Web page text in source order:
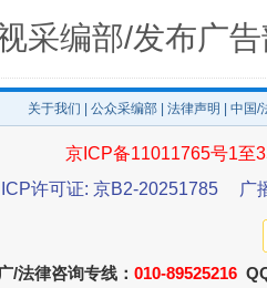
素超标问题”
采编部/发布广
关于我们 公众采编部 法律声明 | 中国
京ICP备11011765号1至
ICP许可证: 京B2-20251785
广
/法律咨询专线： 010-89525216